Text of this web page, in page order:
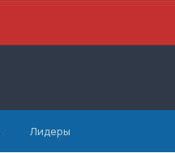
Лидеры